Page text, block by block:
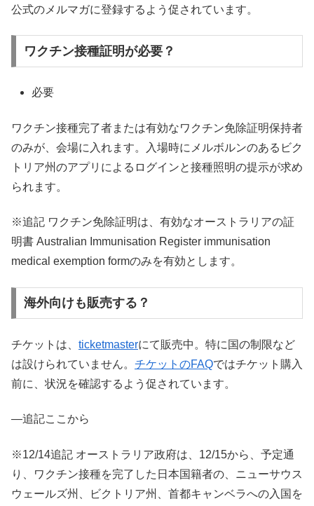
公式のメルマガに登録するよう促されています。
ワクチン接種証明が必要？
必要
ワクチン接種完了者または有効なワクチン免除証明保持者
のみが、会場に入れます。入場時にメルボルンのあるビク
トリア州のアプリによるログインと接種照明の提示が求め
られます。
※追記 ワクチン免除証明は、有効なオーストラリアの証
明書 Australian Immunisation Register immunisation
medical exemption formのみを有効とします。
海外向けも販売する？
チケットは、 ticketmasterにて販売中。特に国の制限など
は設けられていません。 チケットのFAQではチケット購入
前に、状況を確認するよう促されています。
—追記ここから
※12/14追記 オーストラリア政府は、12/15から、予定通
り、ワクチン接種を完了した日本国籍者の、ニューサウス
ウェールズ州、ビクトリア州、首都キャンベラへの入国を